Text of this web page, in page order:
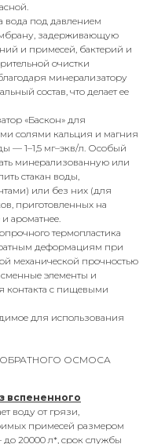
вода под давлением
задерживающую
и примесей, бактерий и
очистки
минерализатору
состав, что делает ее
«Баскон» для
солями кальция и магния
— 1–1,5 мг–экв/л. Особый
минерализованную или
стакан воды,
или без них (для
приготовленных на
ароматнее.
термопластика
деформациям при
механической прочностью
элементы и
контакта с пищевыми
для использования
ОСМОСА
вспененного
воду от грязи,
примесей размером
до 20000 л*, срок службы